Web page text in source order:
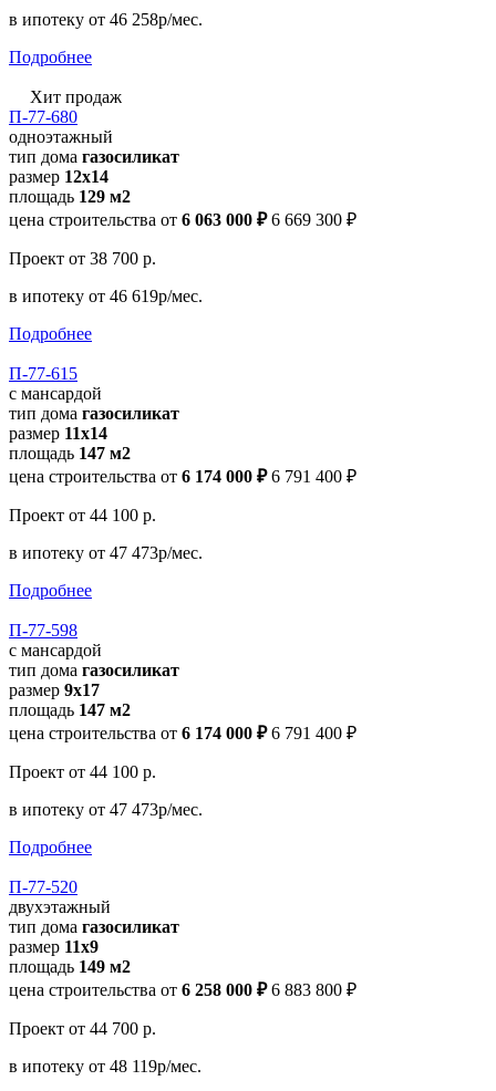
в ипотеку от 46 258р/мес.
Подробнее
Хит продаж
П-77-680
одноэтажный
тип дома газосиликат
размер 12x14
площадь 129 м2
цена строительства от 6 063 000 ₽ 6 669 300 ₽
Проект от 38 700 р.
в ипотеку от 46 619р/мес.
Подробнее
П-77-615
с мансардой
тип дома газосиликат
размер 11x14
площадь 147 м2
цена строительства от 6 174 000 ₽ 6 791 400 ₽
Проект от 44 100 р.
в ипотеку от 47 473р/мес.
Подробнее
П-77-598
с мансардой
тип дома газосиликат
размер 9х17
площадь 147 м2
цена строительства от 6 174 000 ₽ 6 791 400 ₽
Проект от 44 100 р.
в ипотеку от 47 473р/мес.
Подробнее
П-77-520
двухэтажный
тип дома газосиликат
размер 11х9
площадь 149 м2
цена строительства от 6 258 000 ₽ 6 883 800 ₽
Проект от 44 700 р.
в ипотеку от 48 119р/мес.